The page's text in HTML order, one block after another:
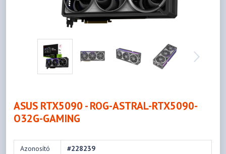
ASUS RTX5090 - ROG-ASTRAL-RTX5090-
O32G-GAMING
Azonosító
#228239